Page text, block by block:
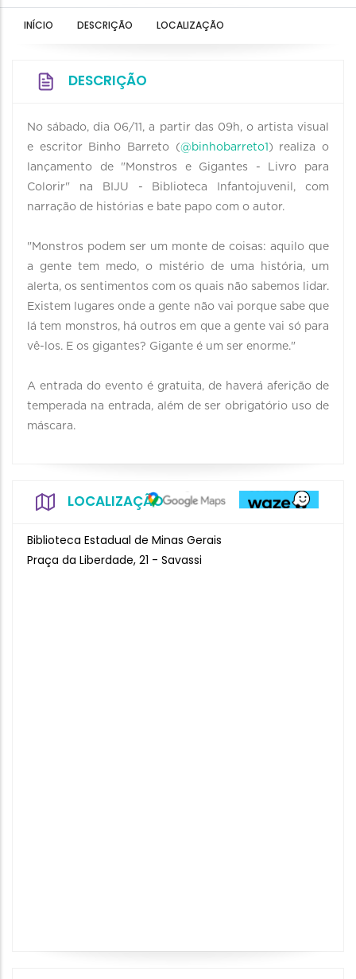
INÍCIO DESCRIÇÃO LOCALIZAÇÃO
DESCRIÇÃO
No sábado, dia 06/11, a partir das 09h, o artista visual
e escritor Binho Barreto (@binhobarreto1 ) realiza o
lançamento de "Monstros e Gigantes - Livro para
Colorir" na BIJU - Biblioteca Infantojuvenil, com
narração de histórias e bate papo com o autor.
"Monstros podem ser um monte de coisas: aquilo que
a gente tem medo, o mistério de uma história, um
alerta, os sentimentos com os quais não sabemos lidar.
Existem lugares onde a gente não vai porque sabe que
lá tem monstros, há outros em que a gente vai só para
vê-los. E os gigantes? Gigante é um ser enorme."
A entrada do evento é gratuita, de haverá aferição de
temperada na entrada, além de ser obrigatório uso de
máscara.
LOCALIZAÇÃO
Biblioteca Estadual de Minas Gerais
Praça da Liberdade, 21 - Savassi